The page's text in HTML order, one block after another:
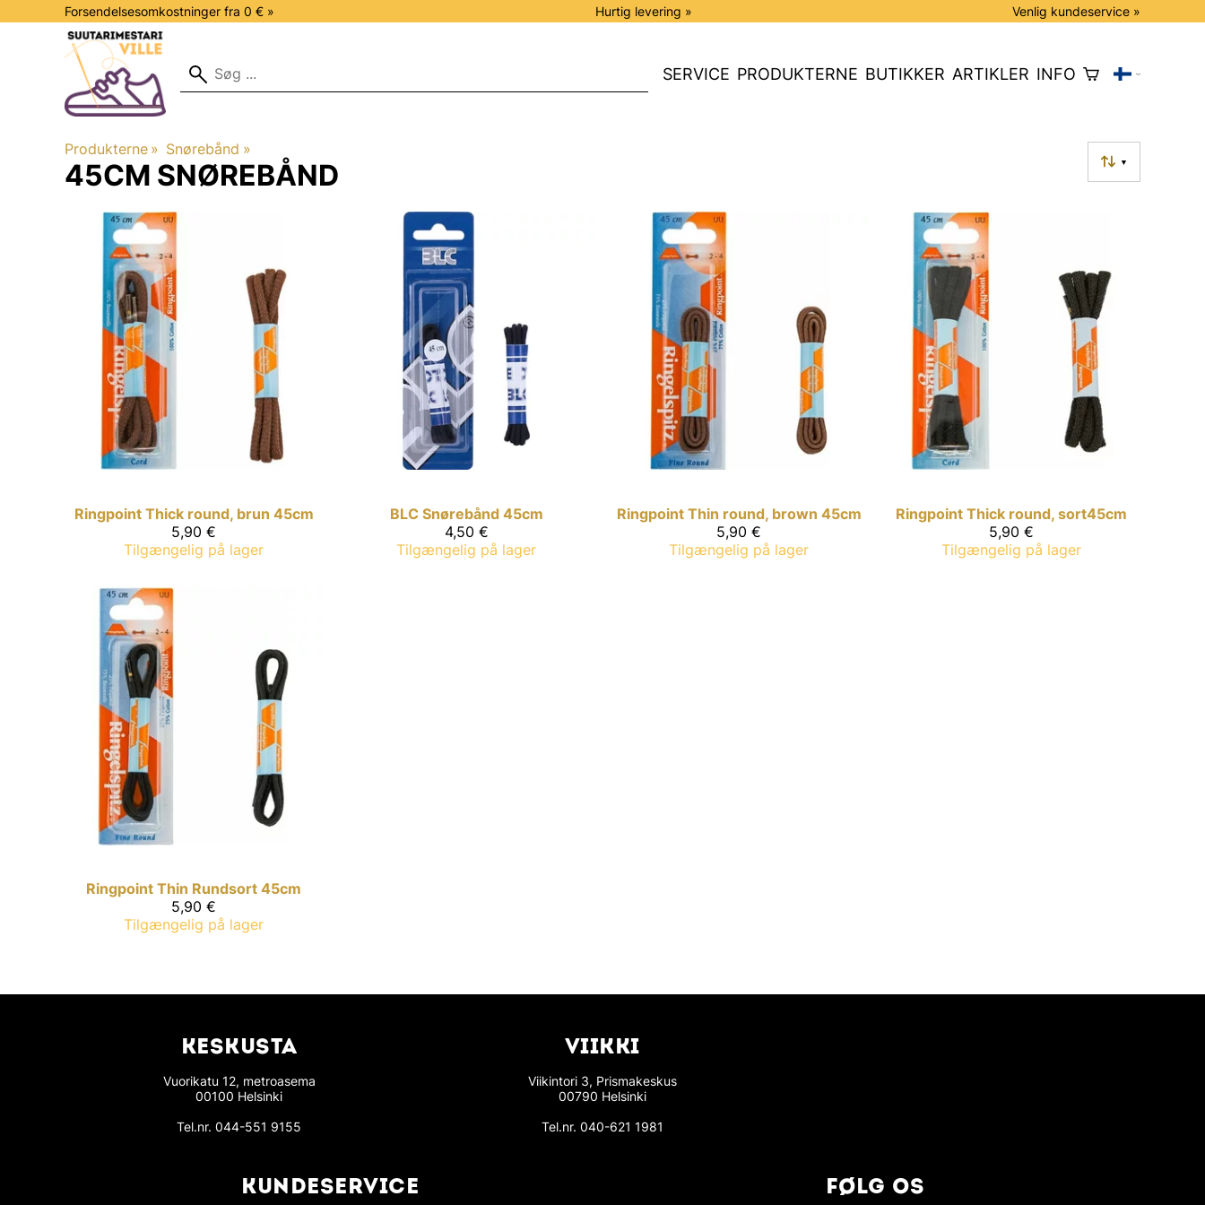
Forsendelsesomkostninger fra 0 € » Hurtig levering » Venlig kundeservice »
SERVICE PRODUKTERNE BUTIKKER ARTIKLER INFO
Produkterne ‪» Snørebånd ‪»
▼
45CM SNØREBÅND
Ringpoint Thick round, brun 45cm
5,90 €
Tilgængelig på lager
BLC Snørebånd 45cm
4,50 €
Tilgængelig på lager
Ringpoint Thin round, brown 45cm
5,90 €
Tilgængelig på lager
Ringpoint Thick round, sort45cm
5,90 €
Tilgængelig på lager
Ringpoint Thin Rundsort 45cm
5,90 €
Tilgængelig på lager
KESKUSTA
Vuorikatu 12, metroasema
00100 Helsinki
Tel.nr.044-551 9155
VIIKKI
Viikintori 3, Prismakeskus
00790 Helsinki
Tel.nr. 040-621 1981
KUNDESERVICE FØLG OS